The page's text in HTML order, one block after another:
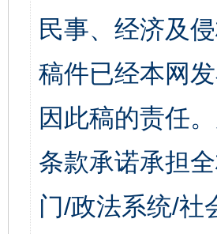
民事、经济及
稿件已经本网
因此稿的责任
条款承诺承担
门/政法系统/社